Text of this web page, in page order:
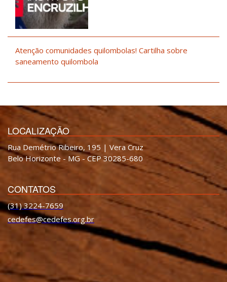
Atenção comunidades quilombolas! Cartilha sobre
saneamento quilombola
LOCALIZAÇÃO
Rua Demétrio Ribeiro, 195 | Vera Cruz
Belo Horizonte - MG - CEP 30285-680
CONTATOS
(31) 3224-7659
cedefes@cedefes.org.br